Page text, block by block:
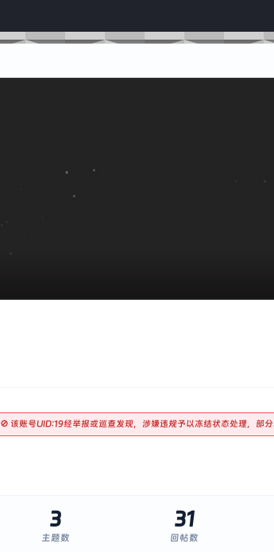
🚫 该账号UID:19经举报或巡查发现，涉嫌违规予以冻结状态处理，部分
3
主题数
31
回帖数